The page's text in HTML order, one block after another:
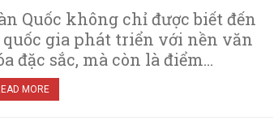
Quốc không chỉ được biết đến
quốc gia phát triển với nền văn
đặc sắc, mà còn là điểm…
MORE